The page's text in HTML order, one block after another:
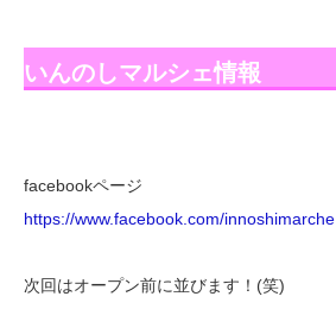
いんのしマルシェ情報
facebookページ
https://www.facebook.com/innoshimarche
次回はオープン前に並びます！(笑)